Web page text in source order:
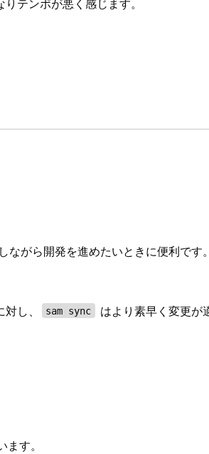
がら開発を進めたいときに便利です。
し、 sam sync はより素早く変更が
す。